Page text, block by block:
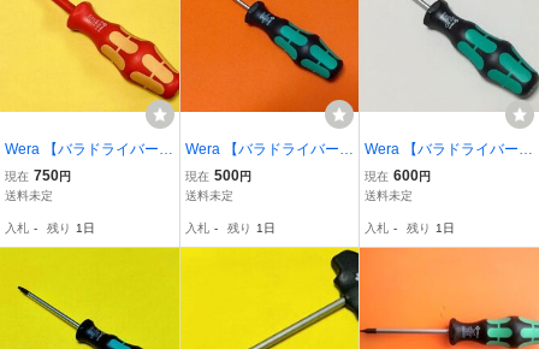
Wera 【バラドライバー】
絶縁:TORXドライバー 16
7i / TX27
現在 750円
送料未定
入札 - 残り 1日
Wera 【バラドライバー】
TORX-Plus(トルクスプラ
ス) 367IP/15IP
現在 500円
送料未定
入札 - 残り 1日
Wera 【バラドライバー】
イジリ止め穴付き TORX
367BO / TX15
現在 600円
送料未定
入札 - 残り 1日